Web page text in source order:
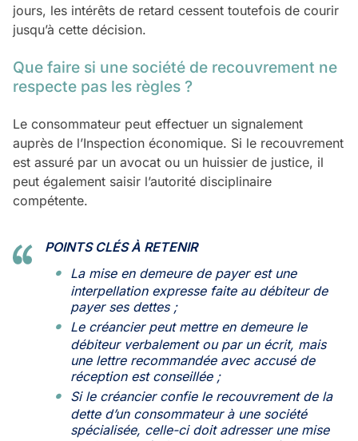
jours, les intérêts de retard cessent toutefois de courir
jusqu’à cette décision.
Que faire si une société de recouvrement ne
respecte pas les règles ?
Le consommateur peut effectuer un signalement
auprès de l’Inspection économique. Si le recouvrement
est assuré par un avocat ou un huissier de justice, il
peut également saisir l’autorité disciplinaire
compétente.
POINTS CLÉS À RETENIR
La mise en demeure de payer est une
interpellation expresse faite au débiteur de
payer ses dettes ;
Le créancier peut mettre en demeure le
débiteur verbalement ou par un écrit, mais
une lettre recommandée avec accusé de
réception est conseillée ;
Si le créancier confie le recouvrement de la
dette d’un consommateur à une société
spécialisée, celle-ci doit adresser une mise